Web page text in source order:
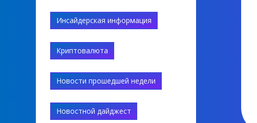
Инсайдерская информация
Криптовалюта
Новости прошедшей недели
Новостной дайджест